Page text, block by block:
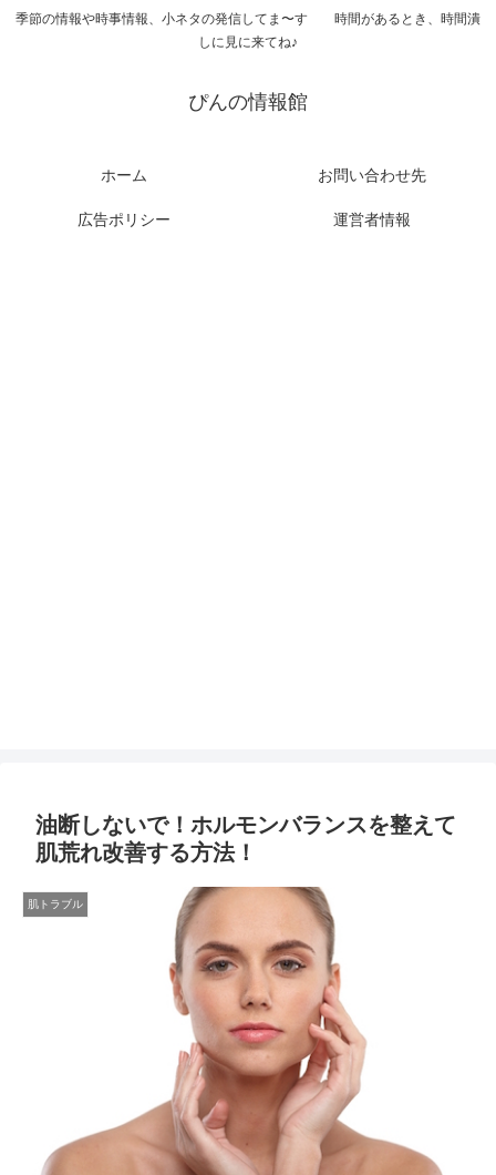
季節の情報や時事情報、小ネタの発信してま〜す 時間があるとき、時間潰
しに見に来てね♪
ぴんの情報館
ホーム お問い合わせ先
広告ポリシー 運営者情報
油断しないで！ホルモンバランスを整えて
肌荒れ改善する方法！
肌トラブル